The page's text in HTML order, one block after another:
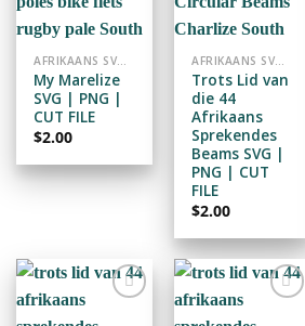
ADD TO
WISHLIST
AFRIKAANS SVG / PNG / CUTFILE
My Marelize
SVG | PNG |
CUT FILE
$2.00
ADD TO
WISHLIST
AFRIKAANS SVG / PNG / CUTFILE
Trots Lid van
die 44
Afrikaans
Sprekendes
Beams SVG |
PNG | CUT
FILE
$2.00